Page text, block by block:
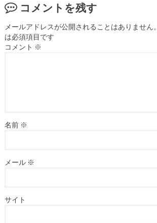
コメントを残す
メールアドレスが公開されることはありません。
は必須項目です
コメント ※
名前 ※
メール ※
サイト